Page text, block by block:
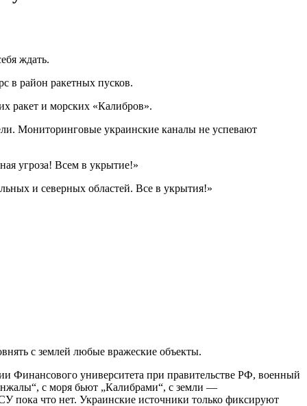
ждать.
в район ракетных пусков.
ракет и морских «Калибров».
Мониторинговые украинские каналы не успевают
угроза! Всем в укрытие!»
и северных областей. Все в укрытия!»
с землей любые вражеские объекты.
Финансового университета при правительстве РФ, военный
с моря бьют „Калибрами“, с земли —
пока что нет. Украинские источники только фиксируют